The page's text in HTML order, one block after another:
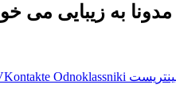
به زیبایی می
Odnoklassniki